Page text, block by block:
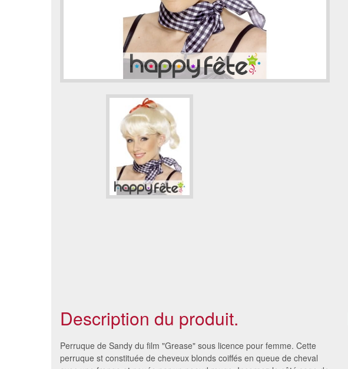
Description du produit.
Perruque de Sandy du film "Grease" sous licence pour femme. Cette
perruque st constituée de cheveux blonds coiffés en queue de cheval